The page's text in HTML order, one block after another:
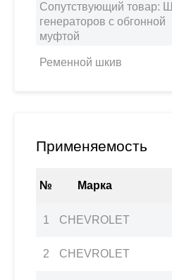
Сопутствующий товар:
генераторов с обгонной
муфтой
Ременной шкив
Применяемость
№ Марка
1 CHEVROLET
2 CHEVROLET